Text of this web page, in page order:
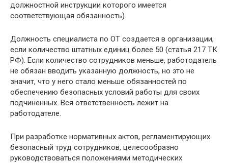
должностной инструкции которого имеется
соответствующая обязанность).
Должность специалиста по ОТ создается в организации,
если количество штатных единиц более 50 (статья 217 ТК
РФ). Если количество сотрудников меньше, работодатель
не обязан вводить указанную должность, но это не
значит, что у него стало меньше обязанностей по
обеспечению безопасных условий работы для своих
подчиненных. Вся ответственность лежит на
работодателе.
При разработке нормативных актов, регламентирующих
безопасный труд сотрудников, целесообразно
руководствоваться положениями методических